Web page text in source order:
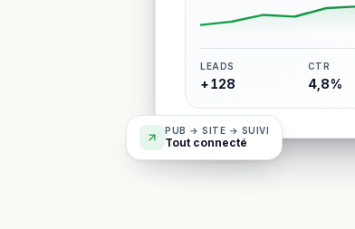
LEADS
+128
CTR
4,8%
PUB → SITE → SUIVI
Tout connecté